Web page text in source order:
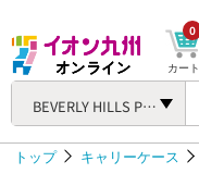
BEVERLY HILLS POLO CL
カート
0
トップ キャリーケース